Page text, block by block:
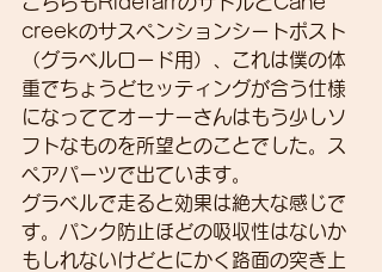
creekのサスペンションシートポスト
（グラベルロード用）、これは僕の体
重でちょうどセッティングが合う仕様
になっててオーナーさんはもう少しソ
フトなものを所望とのことでした。ス
ペアパーツで出ています。
グラベルで走ると効果は絶大な感じで
す。パンク防止ほどの吸収性はないか
もしれないけどとにかく路面の突き上